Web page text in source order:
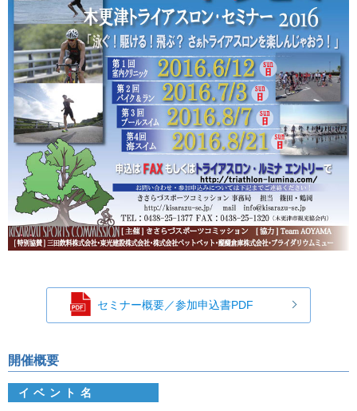
セミナー概要／参加申込書PDF
開催概要
イベント名